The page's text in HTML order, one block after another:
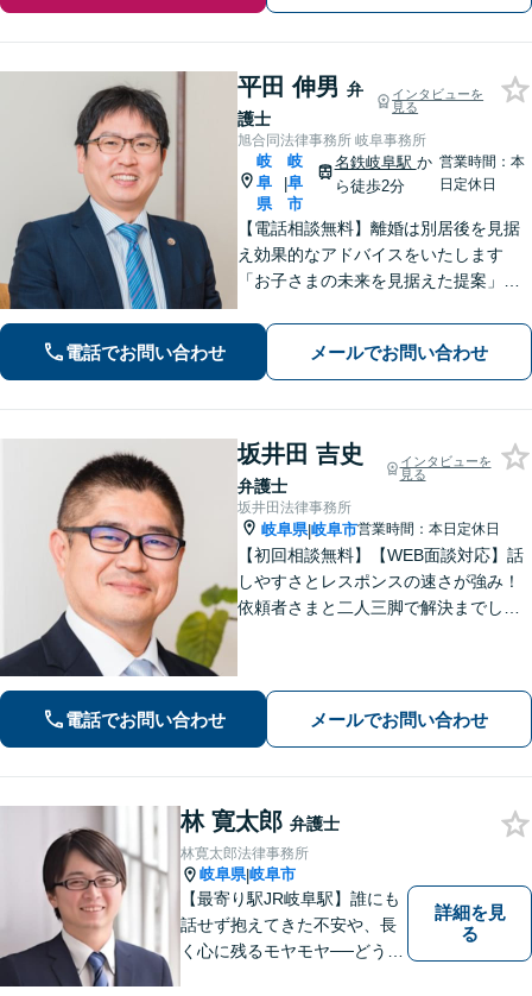
平田 伸男 弁
護士
インタビューを
見る
旭合同法律事務所 岐阜事務所
岐
阜
県
|
岐
阜
市
名鉄岐阜駅 か
ら徒歩2分
営業時間：本
日定休日
【電話相談無料】離婚は別居後を見据
え効果的なアドバイスをいたします
「お子さまの未来を見据えた提案」遺
ください【岐阜駅3分】他業種との連携
で不動産トラブルを回避【休日・夜間
面談可】【ビデオ面談あり】
電話でお問い合わせ メールでお問い合わせ
坂井田 吉史
弁護士
インタビューを
見る
坂井田法律事務所
岐阜県|岐阜市営業時間：本日定休日
【初回相談無料】【WEB面談対応】話
しやすさとレスポンスの速さが強み！
依頼者さまと二人三脚で解決までしっ
ひご相談ください【柔軟な費用体系】
電話でお問い合わせ メールでお問い合わせ
林 寛太郎 弁護士
林寛太郎法律事務所
岐阜県|岐阜市
【最寄り駅JR岐阜駅】誰にも
話せず抱えてきた不安や、長
く心に残るモヤモヤ──どうぞ
詳細を見
る